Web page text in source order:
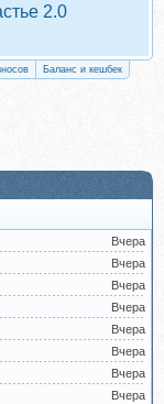
2.0
Баланс и кешбек
Вчера
Вчера
Вчера
Вчера
Вчера
Вчера
Вчера
Вчера